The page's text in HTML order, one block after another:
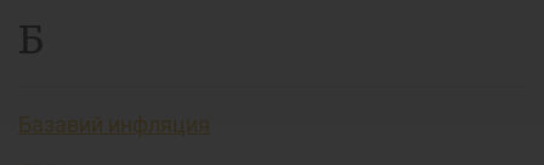
Б
Базавий инфляция